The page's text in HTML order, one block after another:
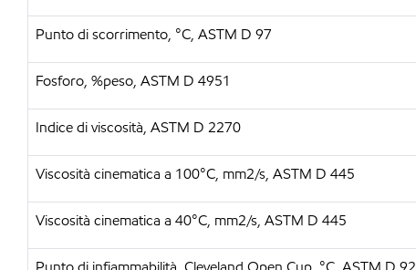
Punto di scorrimento, °C, ASTM D 97
Fosforo, %peso, ASTM D 4951
Indice di viscosità, ASTM D 2270
Viscosità cinematica a 100°C, mm2/s, ASTM D 445
Viscosità cinematica a 40°C, mm2/s, ASTM D 445